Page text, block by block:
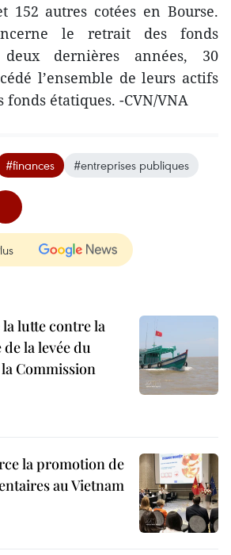
152 autres cotées en Bourse.
le retrait des fonds
dernières années, 30
l’ensemble de leurs actifs
fonds étatiques. -CVN/VNA
#finances #entreprises publiques
lutte contre la
la levée du
Commission
la promotion de
au Vietnam